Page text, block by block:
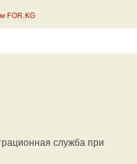
FOR.KG
служба при